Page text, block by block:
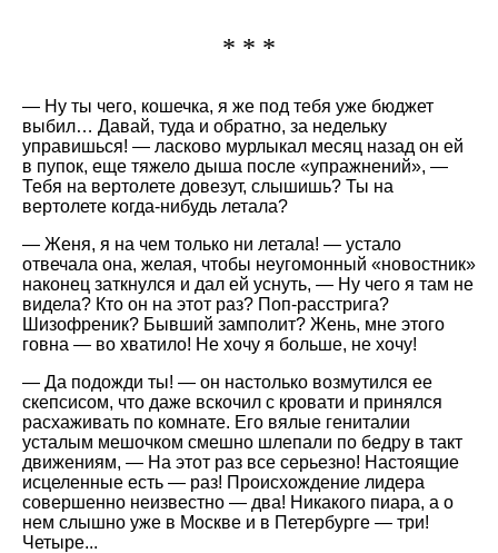
* * *
— Ну ты чего, кошечка, я же под тебя уже бюджет
выбил… Давай, туда и обратно, за недельку
управишься! — ласково мурлыкал месяц назад он ей
в пупок, еще тяжело дыша после
упражнений
, —
Тебя на вертолете довезут, слышишь? Ты на
вертолете когда-нибудь летала?
— Женя, я на чем только ни летала! — устало
отвечала она, желая, чтобы неугомонный
новостник
наконец заткнулся и дал ей уснуть, — Ну чего я там не
видела? Кто он на этот раз? Поп-расстрига?
Шизофреник? Бывший замполит? Жень, мне этого
говна — во хватило! Не хочу я больше, не хочу!
— Да подожди ты! — он настолько возмутился ее
скепсисом, что даже вскочил с кровати и принялся
расхаживать по комнате. Его вялые гениталии
усталым мешочком смешно шлепали по бедру в такт
движениям, — На этот раз все серьезно! Настоящие
исцеленные есть — раз! Происхождение лидера
совершенно неизвестно — два! Никакого пиара, а о
нем слышно уже в Москве и в Петербурге — три!
Четыре...